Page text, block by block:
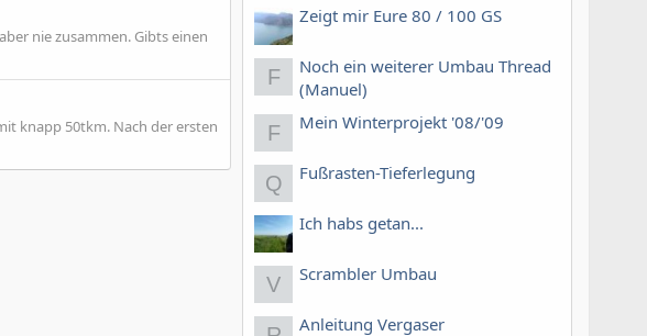
nie zusammen. Gibts einen
knapp 50tkm. Nach der ersten
Zeigt mir Eure 80 / 100 GS
F
Noch ein weiterer Umbau Thread
(Manuel)
F Mein Winterprojekt '08/'09
Q Fußrasten-Tieferlegung
Ich habs getan...
V Scrambler Umbau
Anleitung Vergaser